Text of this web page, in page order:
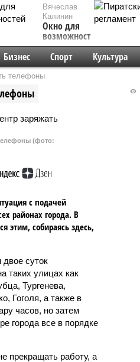
Вячеслав
Калинин
Окно для
возможностей
Бизнес Спорт Культура
телефоны
(фото:
с подачей
районах города. В
этим, собираясь здесь,
суток
таких улицах как
Тургенева,
Гоголя, а также в
часов, но затем
города все в порядке
прекращать работу, а